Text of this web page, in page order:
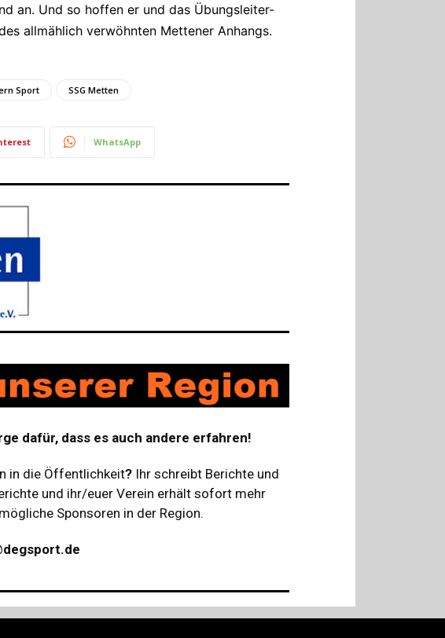
an. Und so hoffen er und das Übungsleiter-
allmählich verwöhnten Mettener Anhangs.
Sport SSG Metten
WhatsApp
dafür, dass es auch andere erfahren!
in die Öffentlichkeit? Ihr schreibt Berichte und
und ihr/euer Verein erhält sofort mehr
Sponsoren in der Region.